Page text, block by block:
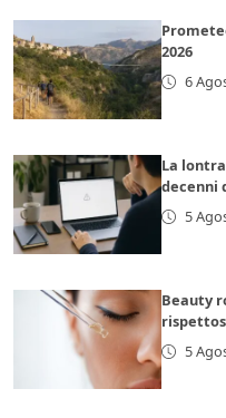
2026
6
La
decenni
5
Beauty
5